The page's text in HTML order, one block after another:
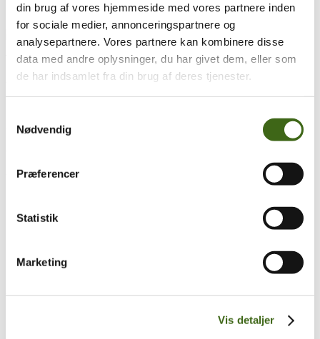
din brug af vores hjemmeside med vores partnere inden
for sociale medier, annonceringspartnere og
analysepartnere. Vores partnere kan kombinere disse
data med andre oplysninger, du har givet dem, eller som
de har indsamlet fra din brug af deres tjenester.
Nødvendig
Præferencer
Statistik
Marketing
Vis detaljer
Træk og slip
Foreningen af Danske Buejægere (FADB)
8300 Odder
Populære sider
Vedtægter
Om brug af siden
Uddannelsesmateriale
Vigtigt